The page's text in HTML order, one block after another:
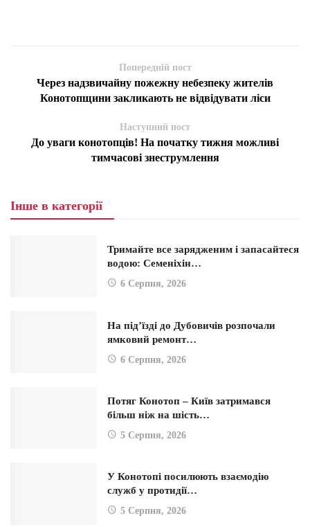
Попередній пост
Через надзвичайну пожежну небезпеку жителів
Конотопщини закликають не відвідувати ліси
Наступний пост
До уваги конотопців! На початку тижня можливі
тимчасові знеструмлення
Інше в категорії
Тримайте все зарядженим і запасайтеся
водою: Семеніхін…
6 Серпня, 2026
На під’їзді до Дубовичів розпочали
ямковий ремонт…
6 Серпня, 2026
Потяг Конотоп – Київ затримався
більш ніж на шість…
5 Серпня, 2026
У Конотопі посилюють взаємодію
служб у протидії…
5 Серпня, 2026